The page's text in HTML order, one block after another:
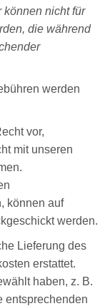
können nicht für
die während
werden
vor,
mit unseren
können auf
werden.
Lieferung des
erstattet.
haben, z. B.
entsprechenden